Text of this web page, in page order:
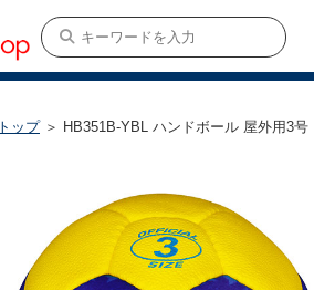
トップ＞ HB351B-YBL ハンドボール 屋外用3号